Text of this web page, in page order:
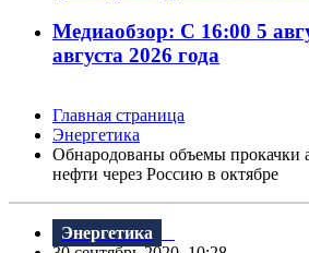
Медиаобзор: С 16:00 5
августа 2026 года
Главная страница
Энергетика
Обнародованы объемы прокачки
нефти через Россию в октябре
Энергетика